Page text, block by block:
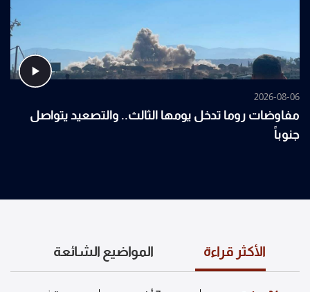
2026-08-06
مفاوضات روما تدخل يومها الثالث.. والتصعيد يتواصل
جنوباً
الأكثر قراءة المواضيع الشائعة